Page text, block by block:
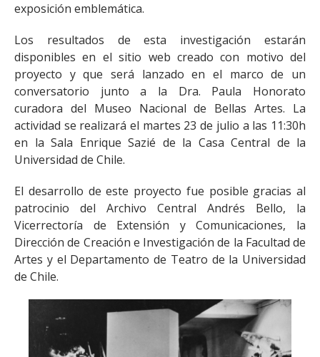
exposición emblemática.
Los resultados de esta investigación estarán
disponibles en el sitio web creado con motivo del
proyecto y que será lanzado en el marco de un
conversatorio junto a la Dra. Paula Honorato
curadora del Museo Nacional de Bellas Artes. La
actividad se realizará el martes 23 de julio a las 11:30h
en la Sala Enrique Sazié de la Casa Central de la
Universidad de Chile.
El desarrollo de este proyecto fue posible gracias al
patrocinio del Archivo Central Andrés Bello, la
Vicerrectoría de Extensión y Comunicaciones, la
Dirección de Creación e Investigación de la Facultad de
Artes y el Departamento de Teatro de la Universidad
de Chile.